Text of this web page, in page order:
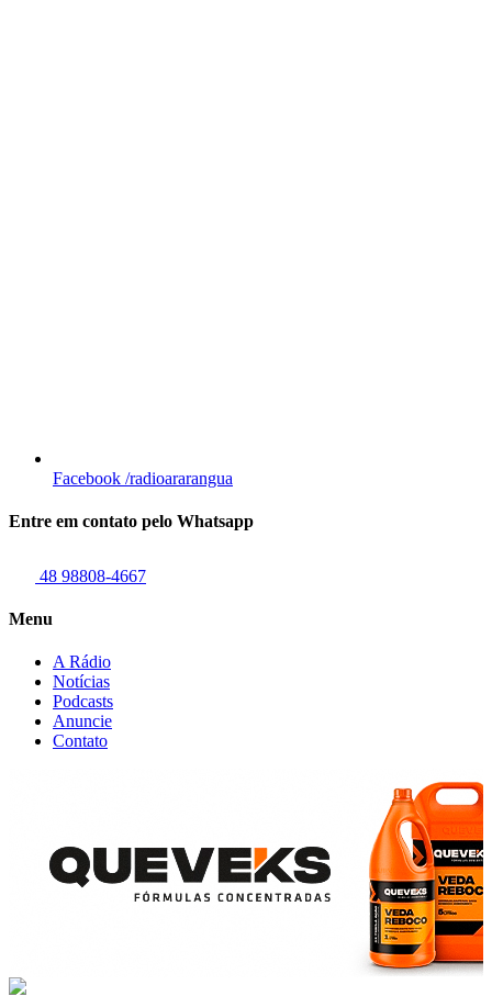
Facebook /radioararangua
Entre em contato pelo Whatsapp
48 98808-4667
Menu
A Rádio
Notícias
Podcasts
Anuncie
Contato